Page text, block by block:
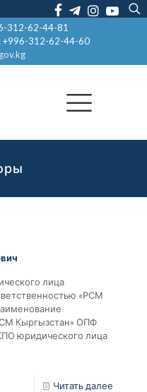
312-62-44-81
+996-312-62-44-60
лица
«РСМ
Кыргызстан» ОПФ
юридического лица
Читать далее